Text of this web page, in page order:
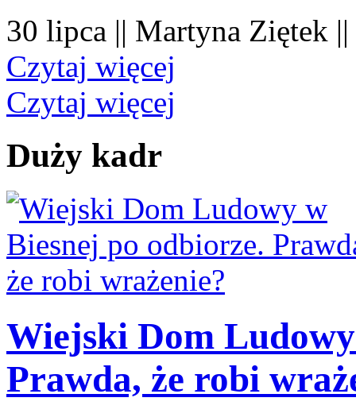
30 lipca || Martyna Ziętek
Czytaj więcej
Czytaj więcej
Duży kadr
Wiejski Dom
Prawda, że robi